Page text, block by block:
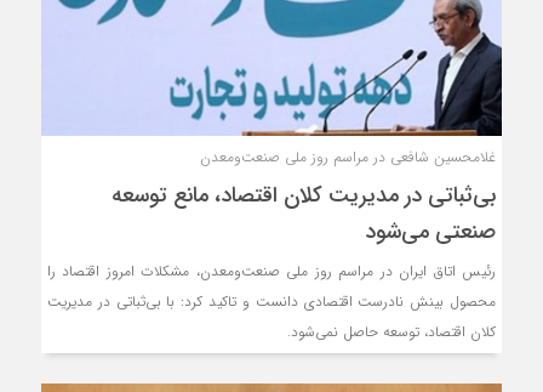
غلامحسین شافعی در مراسم روز ملی صنعت‌ومعدن
بی‌ثباتی در مدیریت کلان اقتصاد، مانع توسعه
صنعتی می‌شود
رئیس اتاق ایران در مراسم روز ملی صنعت‌ومعدن، مشکلات امروز اقتصاد را
محصول بینش نادرست اقتصادی دانست و تاکید کرد: با بی‌ثباتی در مدیریت
کلان اقتصاد، توسعه حاصل نمی‌شود.